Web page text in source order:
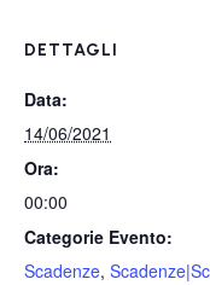
DETTAGLI
Data:
14/06/2021
Ora:
00:00
Categorie Evento:
Scadenze,